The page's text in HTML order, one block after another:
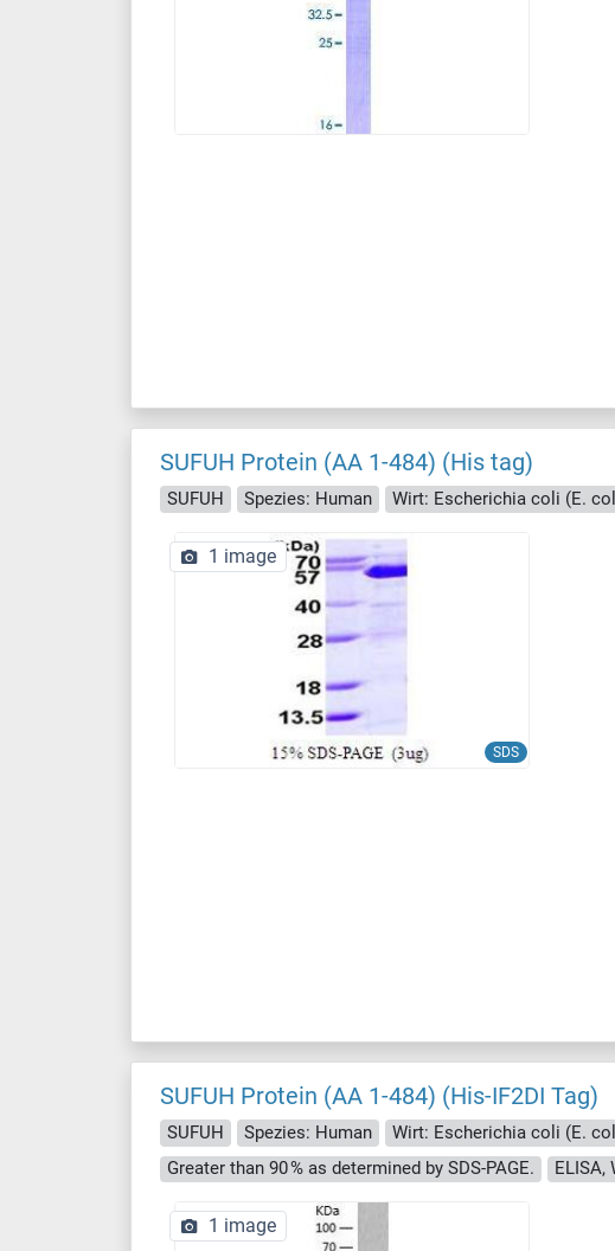
SUFUH Protein (AA 1-484) (His tag)
SUFUH Spezies: Human Wirt: Escherichia coli (E.
SDS
1 image
SUFUH Protein (AA 1-484) (His-IF2DI Tag)
SUFUH Spezies: Human Wirt: Escherichia coli (E.
Greater than 90 % as determined by SDS-PAGE.
ELISA,
1 image